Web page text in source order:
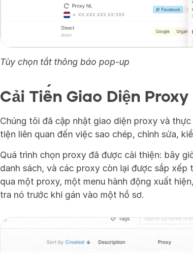
Tùy chọn tắt thông báo pop-up
Cải Tiến Giao Diện Proxy
Chúng tôi đã cập nhật giao diện proxy và
tiện liên quan đến việc sao chép, chỉnh sửa,
Quá trình chọn proxy đã được cải thiện: bây
danh sách, và các proxy còn lại được sắp
qua một proxy, một menu hành động xuất
tra nó trước khi gán vào một hồ sơ.